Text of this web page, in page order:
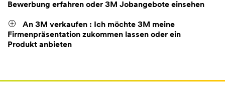
Bewerbung erfahren oder 3M Jobangebote einsehen
An 3M verkaufen : Ich möchte 3M meine
Firmenpräsentation zukommen lassen oder ein
Produkt anbieten